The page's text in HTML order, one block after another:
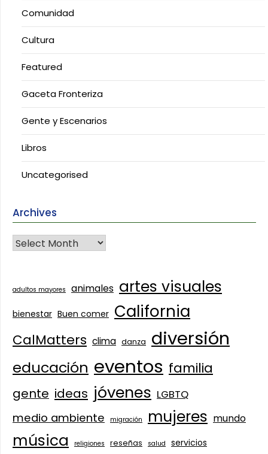
Comunidad
Cultura
Featured
Gaceta Fronteriza
Gente y Escenarios
Libros
Uncategorised
Archives
adultos mayores animales artes visuales
bienestar Buen comer California
CalMatters clima danza diversión
educación eventos familia
gente ideas jóvenes LGBTQ
medio ambiente migración mujeres mundo
música religiones reseñas salud servicios